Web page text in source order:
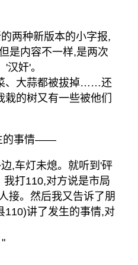
两种新版本的小字报,
是内容不一样,是两次
奸'。
、大蒜都被拔掉……还
的树又有一些被他们
的事情——
,车灯未熄。就听到'砰
打110,对方说是市局
接。然后我又告诉了朋
110)讲了发生的事情,对